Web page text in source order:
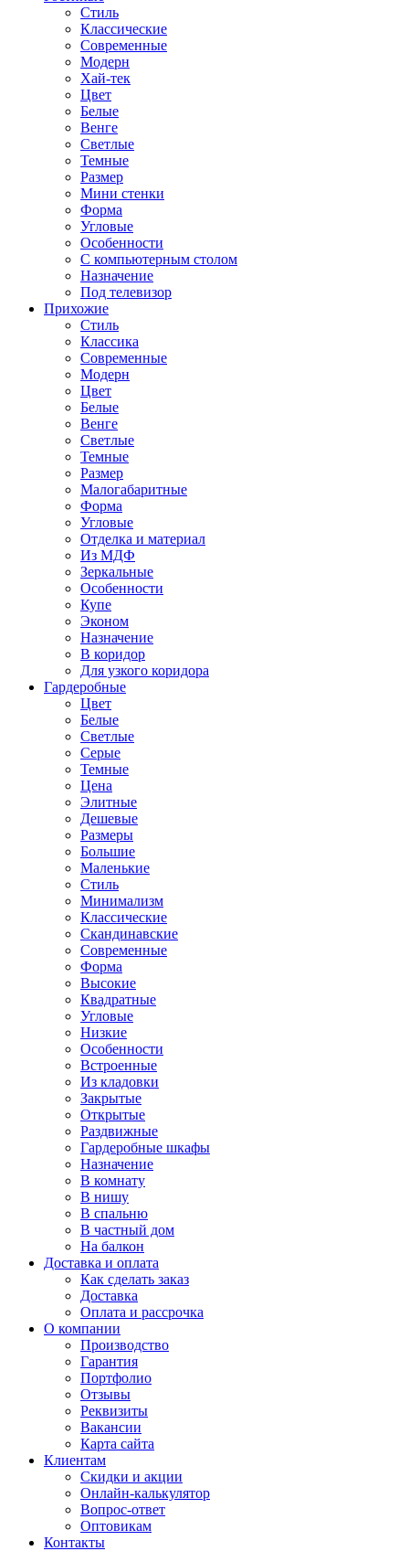
Стиль
Классические
Современные
Модерн
Хай-тек
Цвет
Белые
Венге
Светлые
Темные
Размер
Мини стенки
Форма
Угловые
Особенности
С компьютерным столом
Назначение
Под телевизор
Прихожие
Стиль
Классика
Современные
Модерн
Цвет
Белые
Венге
Светлые
Темные
Размер
Малогабаритные
Форма
Угловые
Отделка и материал
Из МДФ
Зеркальные
Особенности
Купе
Эконом
Назначение
В коридор
Для узкого коридора
Гардеробные
Цвет
Белые
Светлые
Серые
Темные
Цена
Элитные
Дешевые
Размеры
Большие
Маленькие
Стиль
Минимализм
Классические
Скандинавские
Современные
Форма
Высокие
Квадратные
Угловые
Низкие
Особенности
Встроенные
Из кладовки
Закрытые
Открытые
Раздвижные
Гардеробные шкафы
Назначение
В комнату
В нишу
В спальню
В частный дом
На балкон
Доставка и оплата
Как сделать заказ
Доставка
Оплата и рассрочка
О компании
Производство
Гарантия
Портфолио
Отзывы
Реквизиты
Вакансии
Карта сайта
Клиентам
Скидки и акции
Онлайн-калькулятор
Вопрос-ответ
Оптовикам
Контакты